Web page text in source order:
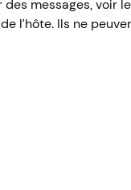
messages, voir
l’hôte. Ils ne